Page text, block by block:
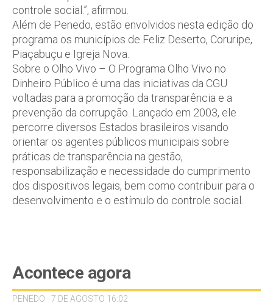
controle social.”, afirmou.
Além de Penedo, estão envolvidos nesta edição do
programa os municípios de Feliz Deserto, Coruripe,
Piaçabuçu e Igreja Nova.
Sobre o Olho Vivo – O Programa Olho Vivo no
Dinheiro Público é uma das iniciativas da CGU
voltadas para a promoção da transparência e a
prevenção da corrupção. Lançado em 2003, ele
percorre diversos Estados brasileiros visando
orientar os agentes públicos municipais sobre
práticas de transparência na gestão,
responsabilização e necessidade do cumprimento
dos dispositivos legais, bem como contribuir para o
desenvolvimento e o estímulo do controle social.
Acontece agora
PENEDO - 7 DE AGOSTO 16:02